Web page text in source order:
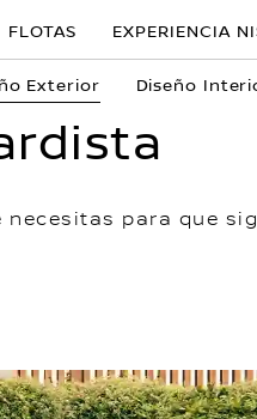
FLOTAS EXPERIENCIA
Exterior Diseño
para que